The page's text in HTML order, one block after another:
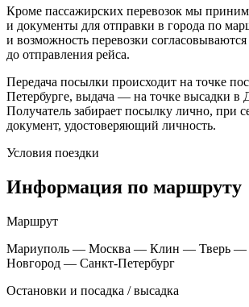
Кроме пассажирских перевозок мы
и документы для отправки в города по
и возможность перевозки
до отправления рейса.
Передача посылки происходит на точке
Петербурге, выдача — на точке высадки в
Получатель забирает посылку лично, при
документ, удостоверяющий личность.
Условия поездки
Информация по маршруту
Маршрут
Мариуполь — Москва — Клин — Тверь —
Новгород — Санкт-Петербург
Остановки и посадка / высадка